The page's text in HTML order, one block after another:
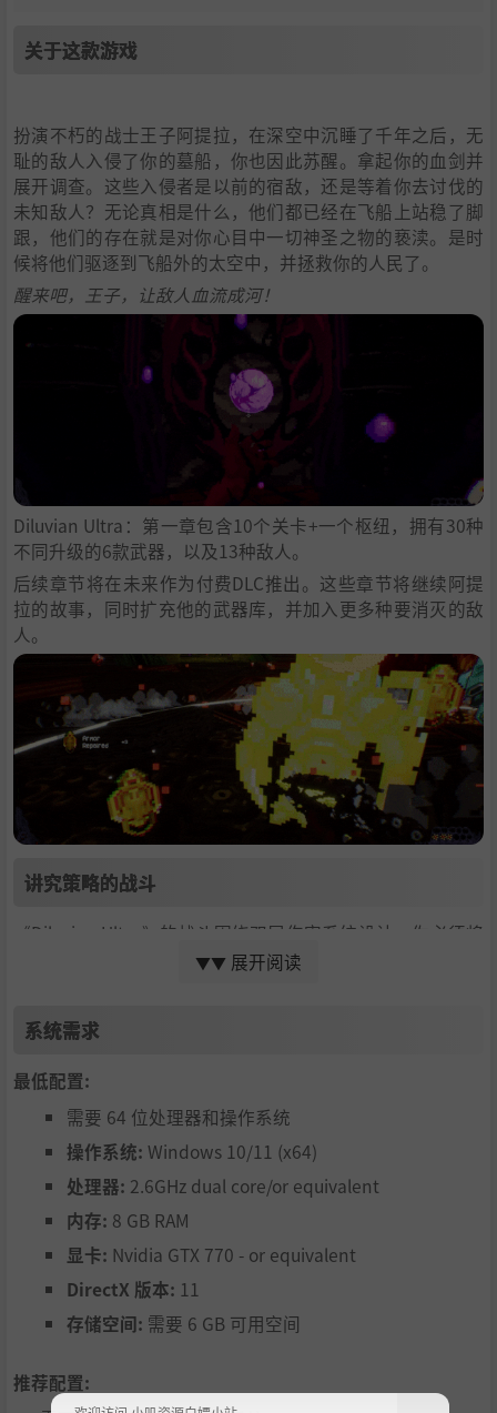
关于这款游戏
扮演不朽的战士王子阿提拉，在深空中沉睡了千年之后，无
耻的敌人入侵了你的墓船，你也因此苏醒。拿起你的血剑并
展开调查。这些入侵者是以前的宿敌，还是等着你去讨伐的
未知敌人？无论真相是什么，他们都已经在飞船上站稳了脚
跟，他们的存在就是对你心目中一切神圣之物的亵渎。是时
候将他们驱逐到飞船外的太空中，并拯救你的人民了。
醒来吧，王子，让敌人血流成河！
Diluvian Ultra：第一章包含10个关卡+一个枢纽，拥有30种
不同升级的6款武器，以及13种敌人。
后续章节将在未来作为付费DLC推出。这些章节将继续阿提
拉的故事，同时扩充他的武器库，并加入更多种要消灭的敌
人。
讲究策略的战斗
《Diluvian Ultra》的战斗围绕双层伤害系统设计，你必须将
各种武器组合使用才能有效消灭敌人。护甲能吸收伤害，但
为敌人也会以相同的方式对付你。收集并消耗鲜血以升级你
身，虽然只是暂时的！
保持移动
在《Diluvian Ultra》中，存活的关键就是机动性。躲避敌方
▼▼ 展开阅读
系统需求
最低配置:
需要 64 位处理器和操作系统
操作系统: Windows 10/11 (x64)
处理器: 2.6GHz dual core/or equivalent
内存: 8 GB RAM
显卡: Nvidia GTX 770 - or equivalent
DirectX 版本: 11
存储空间: 需要 6 GB 可用空间
推荐配置: